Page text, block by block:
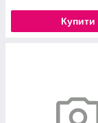
Купити